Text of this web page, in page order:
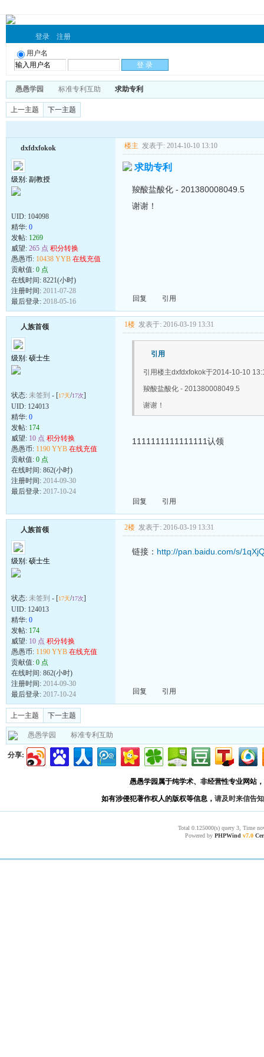
登录 注册
用户名
愚愚学园 标准专利互助 求助专利
上一主题 下一主题
dxfdxfokok
级别: 副教授
UID: 104098
精华: 0
发帖: 1269
威望: 265 点 积分转换
愚愚币: 10438 YYB 在线充值
贡献值: 0 点
在线时间: 8221(小时)
注册时间: 2011-07-28
最后登录: 2018-05-16
楼主 发表于: 2014-10-10 13:10
求助专利
羧酸盐酸化 - 201380008049.5
谢谢！
回复 引用
人族首领
级别: 硕士生
状态: 未签到 - [17天/17次]
UID: 124013
精华: 0
发帖: 174
威望: 10 点 积分转换
愚愚币: 1190 YYB 在线充值
贡献值: 0 点
在线时间: 862(小时)
注册时间: 2014-09-30
最后登录: 2017-10-24
1楼 发表于: 2016-03-19 13:31
引用
引用楼主dxfdxfokok于2014-10-10
羧酸盐酸化 - 201380008049.5
谢谢！
1111111111111111认领
回复 引用
人族首领
级别: 硕士生
状态: 未签到 - [17天/17次]
UID: 124013
精华: 0
发帖: 174
威望: 10 点 积分转换
愚愚币: 1190 YYB 在线充值
贡献值: 0 点
在线时间: 862(小时)
注册时间: 2014-09-30
最后登录: 2017-10-24
2楼 发表于: 2016-03-19 13:31
链接： http://pan.baidu.com/s/
回复 引用
上一主题 下一主题
愚愚学园 标准专利互助
分享:
愚愚学园属于纯学术、非经营性专业网站
如有涉侵犯著作权人的版权等信息， 请及时来信告知
Total 0.125000(s) query 3, Time
Powered by PHPWind v7.0